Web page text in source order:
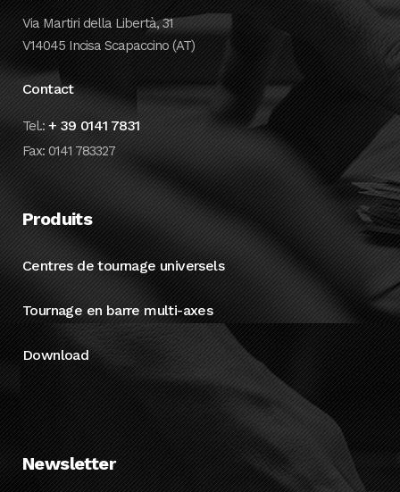
Via Martiri della Libertà, 31
V14045 Incisa Scapaccino (AT)
Contact
Tel.:+ 39 0141 7831
Fax: 0141 783327
Produits
Centres de tournage universels
Tournage en barre multi-axes
Download
Newsletter